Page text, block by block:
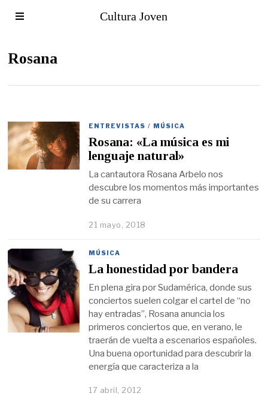
Cultura Joven
Rosana
ENTREVISTAS / MÚSICA
Rosana: «La música es mi
lenguaje natural»
La cantautora Rosana Arbelo nos
descubre los momentos más importantes
de su carrera
21 mayo, 2018
MÚSICA
La honestidad por bandera
En plena gira por Sudamérica, donde sus
conciertos suelen colgar el cartel de “no
hay entradas”, Rosana anuncia los
primeros conciertos que, en verano, le
traerán de vuelta a escenarios españoles.
Una buena oportunidad para descubrir la
energía que caracteriza a la
17 abril, 2012